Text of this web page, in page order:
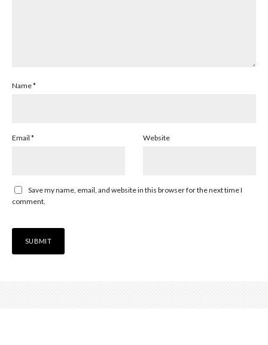
Name*
Email * Website
Save my name, email, and website in this browser for the next time I
comment.